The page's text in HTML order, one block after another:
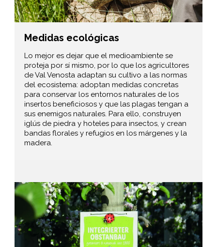
Medidas ecológicas
Lo mejor es dejar que el medioambiente se
proteja por sí mismo, por lo que los agricultores
de Val Venosta adaptan su cultivo a las normas
del ecosistema: adoptan medidas concretas
para conservar los entornos naturales de los
insertos beneficiosos y que las plagas tengan a
sus enemigos naturales. Para ello, construyen
iglús de piedra y hoteles para insectos, y crean
bandas florales y refugios en los márgenes y la
madera.